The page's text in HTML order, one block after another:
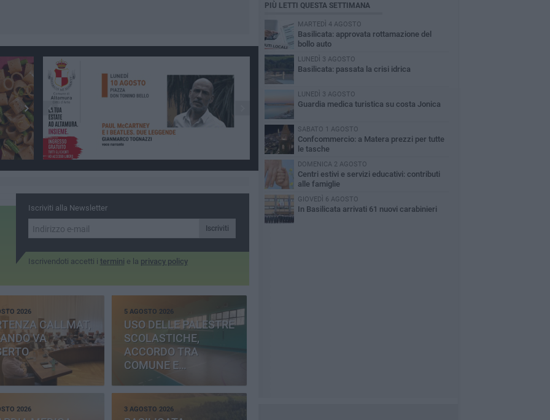
Iscriviti alla Newsletter
Iscriviti
Iscrivendoti accetti i termini e la privacy policy
2026
CALLMAT,
VA
5 AGOSTO 2026
USO DELLE PALESTRE
SCOLASTICHE,
ACCORDO TRA
COMUNE E
PROVINCIA
2026 3 AGOSTO 2026
PIÙ LETTI QUESTA SETTIMANA
MARTEDÌ 4 AGOSTO
Basilicata: approvata rottamazione del
bollo auto
LUNEDÌ 3 AGOSTO
Basilicata: passata la crisi idrica
LUNEDÌ 3 AGOSTO
Guardia medica turistica su costa Jonica
SABATO 1 AGOSTO
Confcommercio: a Matera prezzi per tutte
le tasche
DOMENICA 2 AGOSTO
Centri estivi e servizi educativi: contributi
alle famiglie
GIOVEDÌ 6 AGOSTO
In Basilicata arrivati 61 nuovi carabinieri